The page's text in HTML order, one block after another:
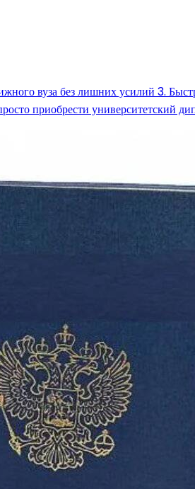
вуза без лишних усилий 3.
приобрести университетский